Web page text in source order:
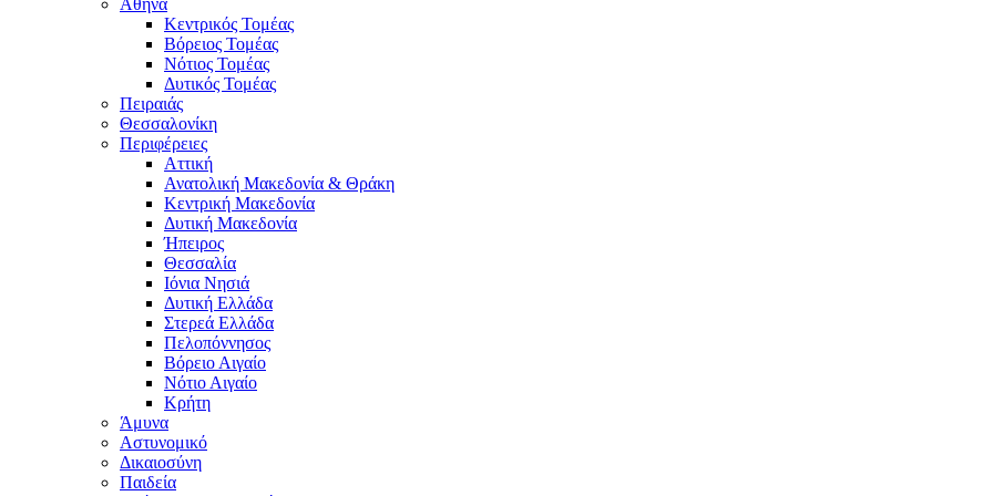
Αθήνα
Κεντρικός Τομέας
Βόρειος Τομέας
Νότιος Τομέας
Δυτικός Τομέας
Πειραιάς
Θεσσαλονίκη
Περιφέρειες
Αττική
Ανατολική Μακεδονία & Θράκη
Κεντρική Μακεδονία
Δυτική Μακεδονία
Ήπειρος
Θεσσαλία
Ιόνια Νησιά
Δυτική Ελλάδα
Στερεά Ελλάδα
Πελοπόννησος
Βόρειο Αιγαίο
Νότιο Αιγαίο
Κρήτη
Άμυνα
Αστυνομικό
Δικαιοσύνη
Παιδεία